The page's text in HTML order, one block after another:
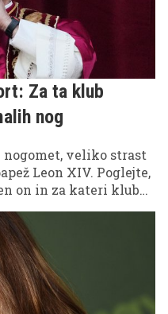
Za ta klub
nog
nogomet, veliko strast
Leon XIV. Poglejte,
on in za kateri klub